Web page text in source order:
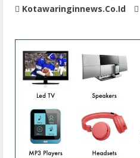
Kotawaringinnews.co.id